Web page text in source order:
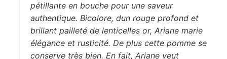
pétillante en bouche pour une saveur
authentique. Bicolore, dun rouge profond et
brillant pailleté de lenticelles or, Ariane marie
élégance et rusticité. De plus cette pomme se
conserve très bien. En fait, Ariane veut